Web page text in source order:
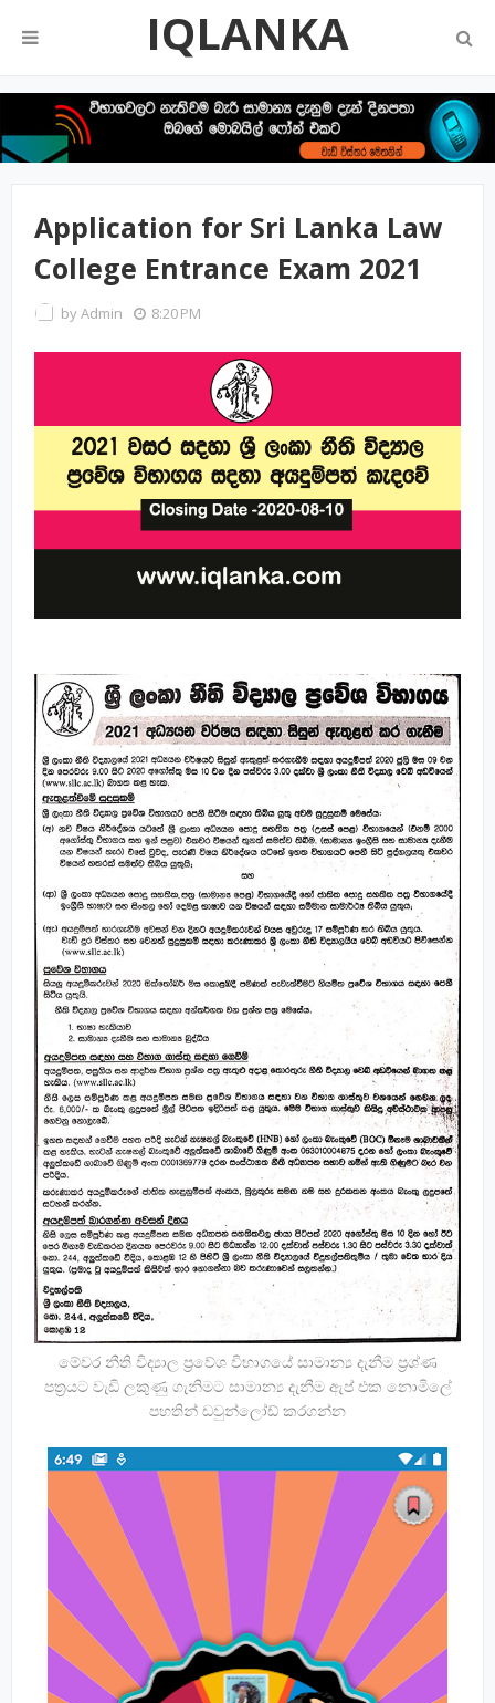
IQLANKA
Application for Sri Lanka Law
College Entrance Exam 2021
byAdmin 8:20 PM
මේවර නීති විද්‍යාල ප්‍රවේශ විභාගයේ සාමාන්‍ය දැනීම ප්‍රශ්ණ
පත්‍රයට වැඩි ලකුණු ගැනිමට සාමාන්‍ය දැනීම ඇප් එක නොමිලේ
පහතින් ඩවුන්ලෝඩ් කරගන්න